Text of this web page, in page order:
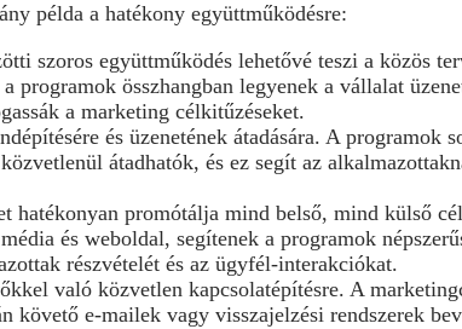
példa a hatékony együttműködésre:
szoros együttműködés lehetővé teszi a közös
programok összhangban legyenek a vállalat
a marketing célkitűzéseket.
és üzenetének átadására. A programok
átadhatók, és ez segít az
hatékonyan promótálja mind belső, mind külső
és weboldal, segítenek a programok
részvételét és az ügyfél-interakciókat.
való közvetlen kapcsolatépítésre. A
követő e-mailek vagy visszajelzési rendszerek